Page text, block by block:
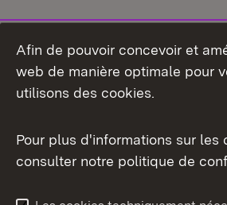
Aperçu des thèmes
Afin de pouvoir concevoir et
web de manière optimale pour
utilisons des cookies.
Pour plus d'informations sur les
consulter notre politique de